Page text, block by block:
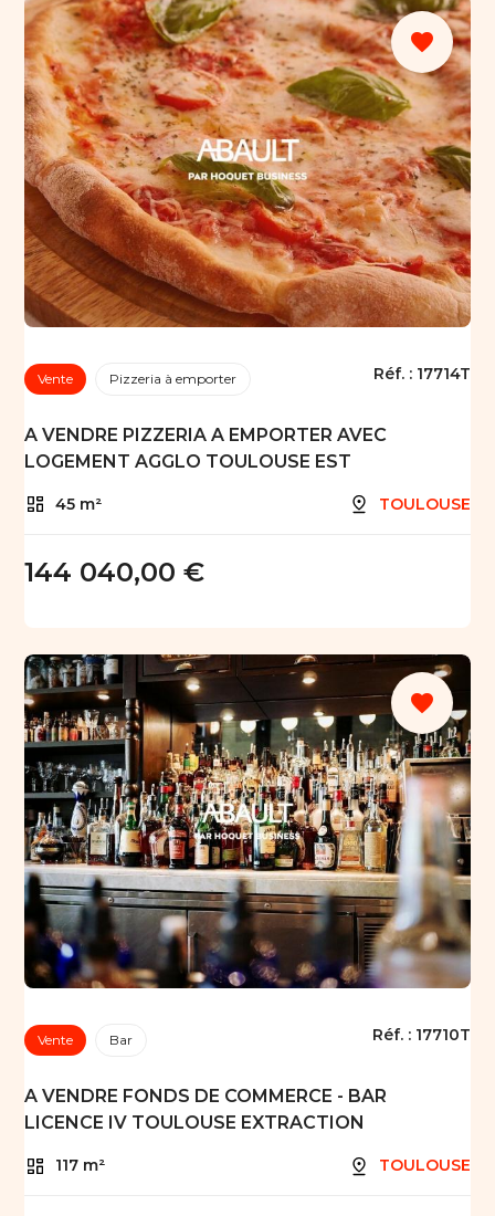
favorite
Vente Pizzeria à emporter Réf. : 17714T
A VENDRE PIZZERIA A EMPORTER AVEC
LOGEMENT AGGLO TOULOUSE EST
45 m² TOULOUSE
144 040,00 €
favorite
Vente Bar Réf. : 17710T
A VENDRE FONDS DE COMMERCE - BAR
LICENCE IV TOULOUSE EXTRACTION
117 m² TOULOUSE